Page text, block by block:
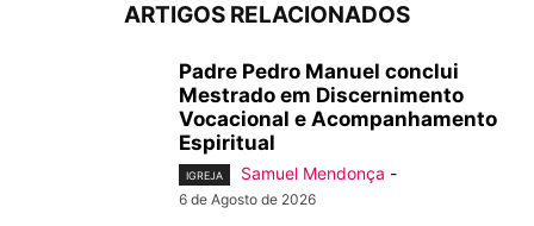
ARTIGOS RELACIONADOS
Padre Pedro Manuel conclui
Mestrado em Discernimento
Vocacional e Acompanhamento
Espiritual
IGREJA Samuel Mendonça -
6 de Agosto de 2026